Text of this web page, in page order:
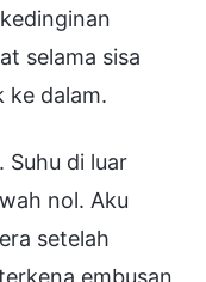
selama sisa
ke dalam.
Suhu di luar
nol. Aku
setelah
embusan